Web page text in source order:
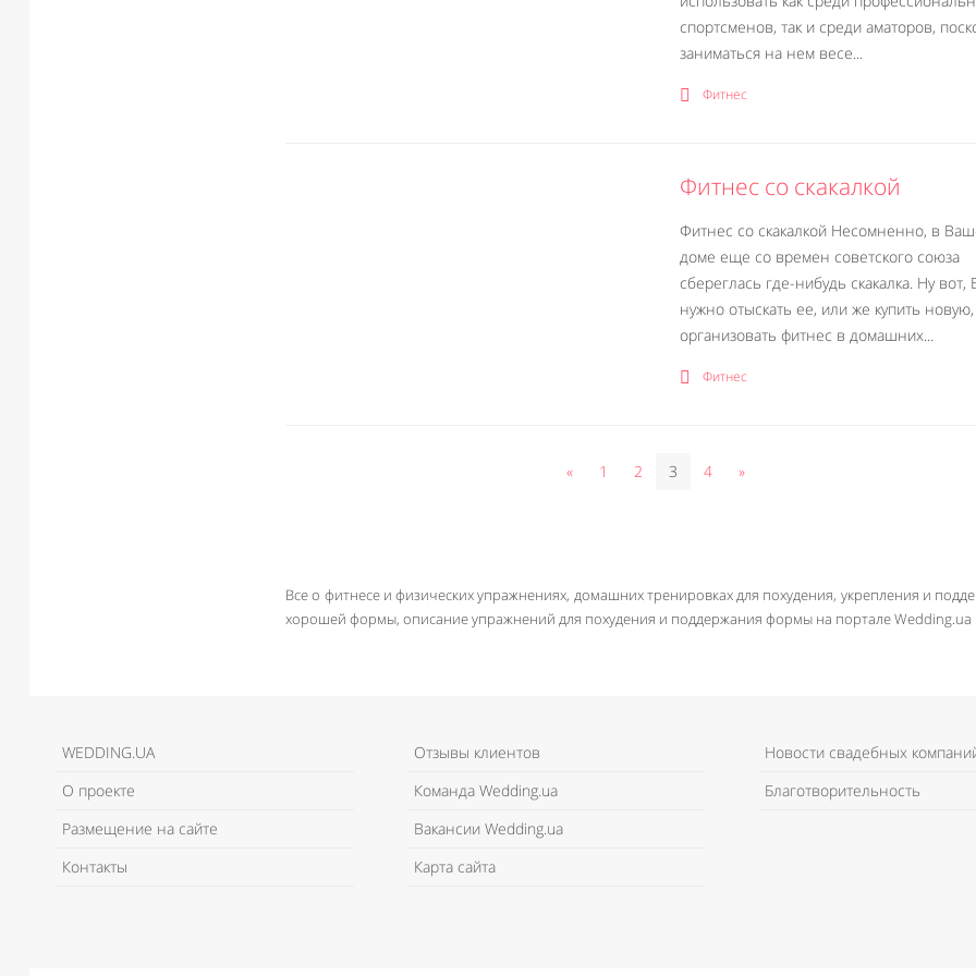
спортсменов, так и среди аматоров,
заниматься на нем весе...
Фитнес
Фитнес со скакалкой
Фитнес со скакалкой Несомненно, в
доме еще со времен советского союза
сбереглась где-нибудь скакалка. Ну вот,
нужно отыскать ее, или же купить
организовать фитнес в домашних...
Фитнес
« 1 2 3 4 »
Все о фитнесе и физических упражнениях, домашних тренировках для похудения, укрепления и
хорошей формы, описание упражнений для похудения и поддержания формы на портале Wedding.ua
WEDDING.UA
О проекте
Размещение на сайте
Контакты
Отзывы клиентов
Команда Wedding.ua
Вакансии Wedding.ua
Карта сайта
Новости свадебных
Благотворительность